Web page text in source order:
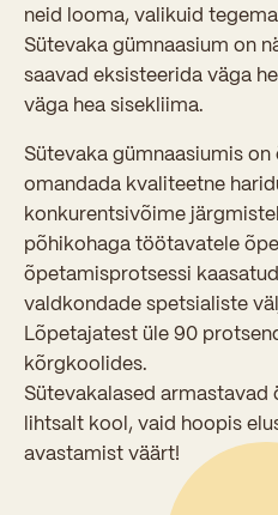
neid looma, valikuid
Sütevaka gümnaasium on
saavad eksisteerida väga
väga hea sisekliima.
Sütevaka gümnaasiumis
omandada kvaliteetne
konkurentsivõime
põhikohaga töötavatele
õpetamisprotsessi
valdkondade spetsialiste
Lõpetajatest üle 90
kõrgkoolides.
Sütevakalased armastavad
lihtsalt kool, vaid hoopis
avastamist väärt!